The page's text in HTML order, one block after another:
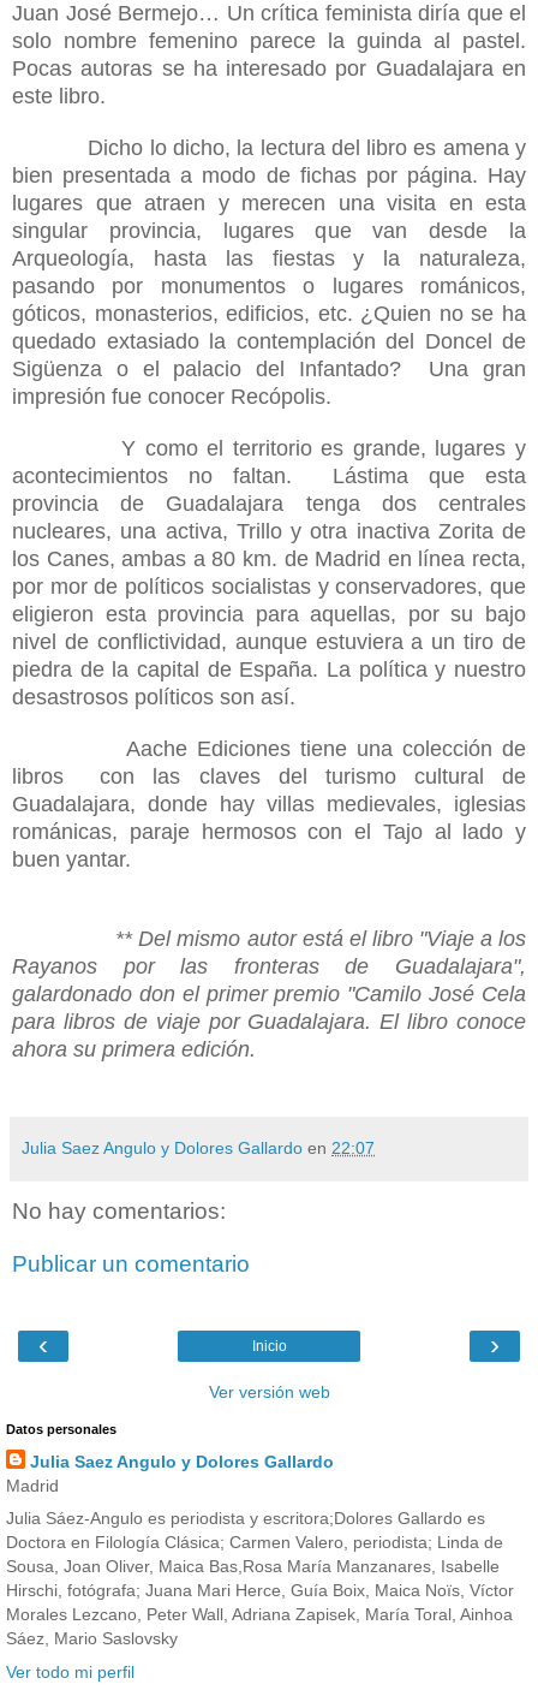
Juan José Bermejo… Un crítica feminista diría que el
solo nombre femenino parece la guinda al pastel.
Pocas autoras se ha interesado por Guadalajara en
este libro.
Dicho lo dicho, la lectura del libro es amena y
bien presentada a modo de fichas por página. Hay
lugares que atraen y merecen una visita en esta
singular provincia, lugares que van desde la
Arqueología, hasta las fiestas y la naturaleza,
pasando por monumentos o lugares románicos,
góticos, monasterios, edificios, etc. ¿Quien no se ha
quedado extasiado la contemplación del Doncel de
Sigüenza o el palacio del Infantado?
Una gran
impresión fue conocer Recópolis.
Y como el territorio es grande, lugares y
acontecimientos no faltan.
Lástima que esta
provincia de Guadalajara tenga dos centrales
nucleares, una activa, Trillo y otra inactiva Zorita de
los Canes, ambas a 80 km. de Madrid en línea recta,
por mor de políticos socialistas y conservadores, que
eligieron esta provincia para aquellas, por su bajo
nivel de conflictividad, aunque estuviera a un tiro de
piedra de la capital de España. La política y nuestro
desastrosos políticos son así.
Aache Ediciones tiene una colección de
libros
con las claves del turismo cultural de
Guadalajara, donde hay villas medievales, iglesias
románicas, paraje hermosos con el Tajo al lado y
buen yantar.
** Del mismo autor está el libro "Viaje a los
Rayanos por las fronteras de Guadalajara",
galardonado don el primer premio "Camilo José Cela
para libros de viaje por Guadalajara. El libro conoce
ahora su primera edición.
Julia Saez Angulo y Dolores Gallardo en 22:07
No hay comentarios:
Publicar un comentario
‹ ›
Inicio
Ver versión web
Datos personales
Julia Saez Angulo y Dolores Gallardo
Madrid
Julia Sáez-Angulo es periodista y escritora;Dolores Gallardo es
Doctora en Filología Clásica; Carmen Valero, periodista; Linda de
Sousa, Joan Oliver, Maica Bas,Rosa María Manzanares, Isabelle
Hirschi, fotógrafa; Juana Mari Herce, Guía Boix, Maica Noïs, Víctor
Morales Lezcano, Peter Wall, Adriana Zapisek, María Toral, Ainhoa
Sáez, Mario Saslovsky
Ver todo mi perfil